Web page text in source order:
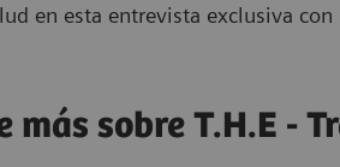
en esta entrevista exclusiva
más sobre T.H.E